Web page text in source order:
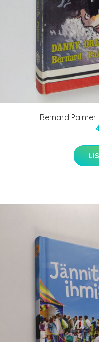
Bernard Palmer